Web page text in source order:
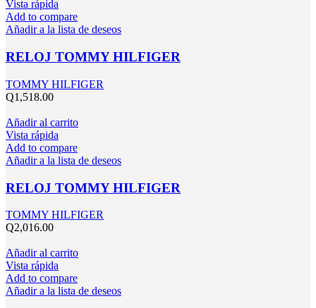
Vista rápida
Add to compare
Añadir a la lista de deseos
RELOJ TOMMY HILFIGER
TOMMY HILFIGER
Q1,518.00
Añadir al carrito
Vista rápida
Add to compare
Añadir a la lista de deseos
RELOJ TOMMY HILFIGER
TOMMY HILFIGER
Q2,016.00
Añadir al carrito
Vista rápida
Add to compare
Añadir a la lista de deseos